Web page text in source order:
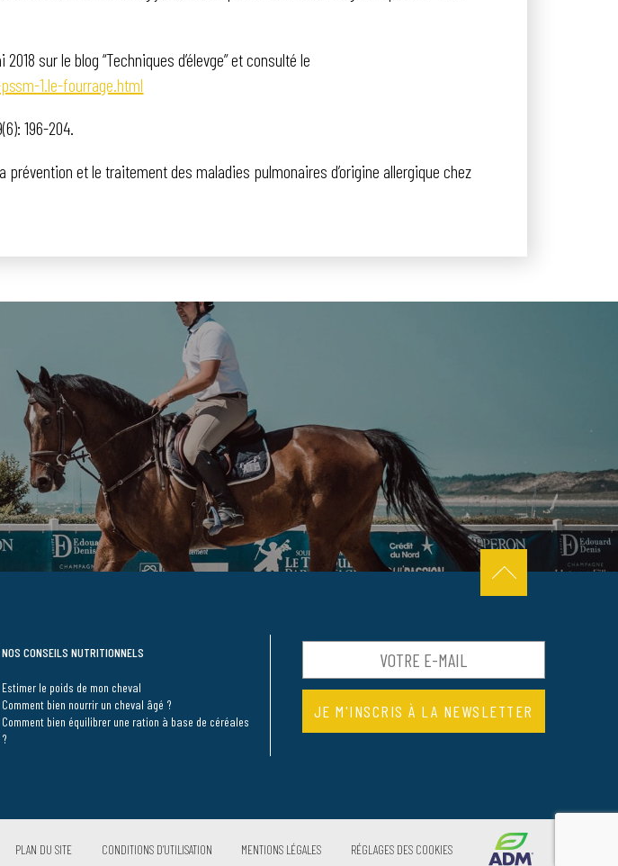
sur le blog “Techniques d’élevge” et consulté le
1.le-fourrage.html
196-204.
prévention et le traitement des maladies pulmonaires d’origine allergique chez
NOS CONSEILS NUTRITIONNELS
Estimer le poids de mon cheval
Comment bien nourrir un cheval âgé ?
Comment bien équilibrer une ration à base de céréales
?
PLAN DU SITE CONDITIONS D’UTILISATION MENTIONS LÉGALES RÉGLAGES DES COOKIES